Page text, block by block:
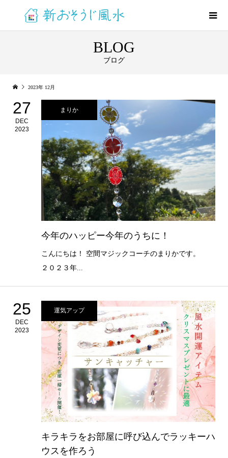
BLOG
ブログ
2023年 12月
27
DEC
2023
まりか
今年のハッピー今年のうちに！
こんにちは！ 空間マジックコーチのまりかです。
２０２３年...
25
DEC
2023
運気アップ
キラキラをお部屋に呼び込んでラッキーハ
ウスを作ろう